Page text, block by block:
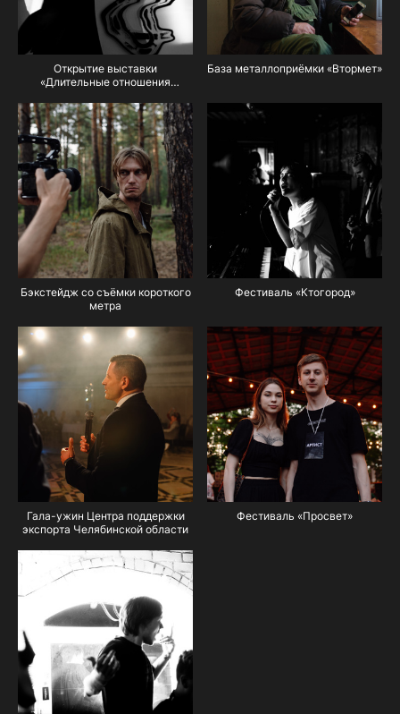
Открытие выставки
«Длительные отношения
Кирилловой
База металлоприёмки «Втормет»
Бэкстейдж со съёмки короткого
метра
Фестиваль «Ктогород»
Гала-ужин Центра поддержки
экспорта Челябинской области
Фестиваль «Просвет»